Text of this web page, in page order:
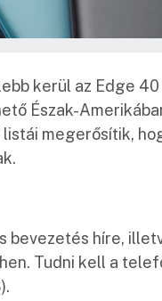
kerül az Edge
Észak-
megerősítik,
bevezetés híre,
Tudni kell a